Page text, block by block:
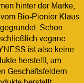
hinter der Marke,
Bio-Pionier Klaus
Schon
vegane
ist also keine
herstellt, um
Geschäftsfeldern